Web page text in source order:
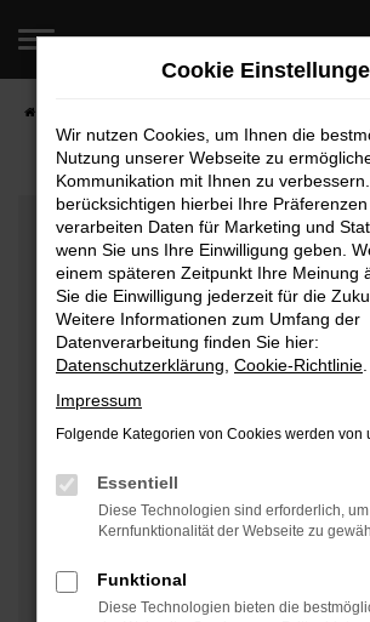
Zum
springen
Fehler: Network Error
Beim Laden ist ein Fehler aufgetreten.
Hier sind ein paar Tipps, die dir helfen
Überprüfe deine Firewall und
Internetverbindung.
Laden andere Webseiten, zum
Manche Erweiterungen, wie
das Laden bestimmter Seiten
Funktioniert die Seite in einem
Starte dein Gerät neu.
Cookie
Wir nutzen Cookies, um Ihnen die
Nutzung unserer Webseite zu
Kommunikation mit Ihnen zu
berücksichtigen hierbei Ihre
verarbeiten Daten für Marketing und
wenn Sie uns Ihre Einwilligung geben.
einem späteren Zeitpunkt Ihre Meinung
Sie die Einwilligung jederzeit für die
Weitere Informationen zum Umfang der
Datenverarbeitung finden Sie hier:
Datenschutzerklärung Cookie-Richtlinie
Impressum
Folgende Kategorien von Cookies werden von
Essentiell
Diese Technologien sind erforderlich,
Kernfunktionalität der Webseite zu
Funktional
Diese Technologien bieten die